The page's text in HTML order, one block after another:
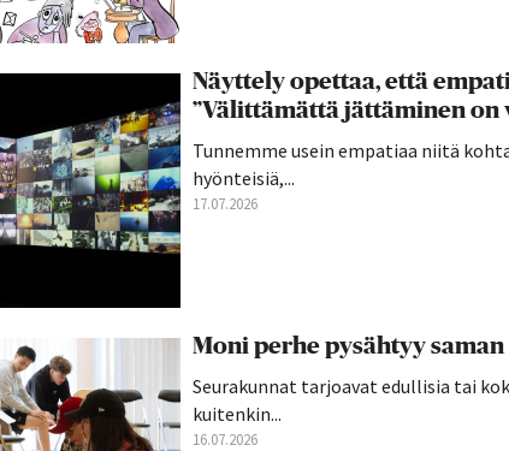
Näyttely opettaa, että
”Välittämättä jättäminen on
Tunnemme usein empatiaa niitä
hyönteisiä,...
17.07.2026
Moni perhe pysähtyy
Seurakunnat tarjoavat edullisia tai
kuitenkin...
16.07.2026